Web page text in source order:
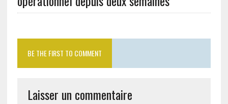
BE THE FIRST TO COMMENT
Laisser un commentaire